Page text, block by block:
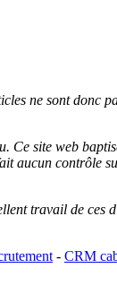
ne sont donc
Ce site web
aucun contrôle
travail de ces
- CRM